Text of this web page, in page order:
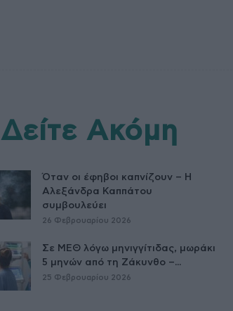
Δείτε Ακόμη
Όταν οι έφηβοι καπνίζουν – Η
Αλεξάνδρα Καππάτου
συμβουλεύει
26 Φεβρουαρίου 2026
Σε ΜΕΘ λόγω μηνιγγίτιδας, μωράκι
5 μηνών από τη Ζάκυνθο –...
25 Φεβρουαρίου 2026